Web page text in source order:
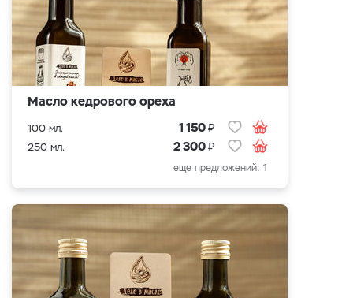
Масло кедрового ореха
100 мл. 1 150₽
250 мл. 2 300₽
еще предложений: 1